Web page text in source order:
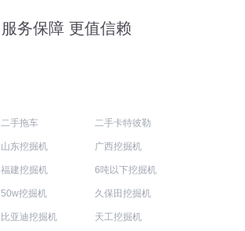
服务保障 更值信赖
二手拖车 二手卡特彼勒
山东挖掘机 广西挖掘机
福建挖掘机 6吨以下挖掘机
50w挖掘机 久保田挖掘机
比亚迪挖掘机 天工挖掘机